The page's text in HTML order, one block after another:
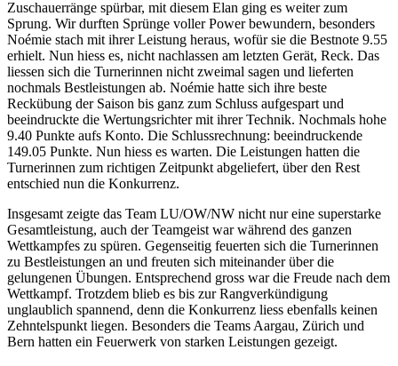
Zuschauerränge spürbar, mit diesem Elan ging es weiter zum
Sprung. Wir durften Sprünge voller Power bewundern, besonders
Noémie stach mit ihrer Leistung heraus, wofür sie die Bestnote 9.55
erhielt. Nun hiess es, nicht nachlassen am letzten Gerät, Reck. Das
liessen sich die Turnerinnen nicht zweimal sagen und lieferten
nochmals Bestleistungen ab. Noémie hatte sich ihre beste
Reckübung der Saison bis ganz zum Schluss aufgespart und
beeindruckte die Wertungsrichter mit ihrer Technik. Nochmals hohe
9.40 Punkte aufs Konto. Die Schlussrechnung: beeindruckende
149.05 Punkte. Nun hiess es warten. Die Leistungen hatten die
Turnerinnen zum richtigen Zeitpunkt abgeliefert, über den Rest
entschied nun die Konkurrenz.
Insgesamt zeigte das Team LU/OW/NW nicht nur eine superstarke
Gesamtleistung, auch der Teamgeist war während des ganzen
Wettkampfes zu spüren. Gegenseitig feuerten sich die Turnerinnen
zu Bestleistungen an und freuten sich miteinander über die
gelungenen Übungen. Entsprechend gross war die Freude nach dem
Wettkampf. Trotzdem blieb es bis zur Rangverkündigung
unglaublich spannend, denn die Konkurrenz liess ebenfalls keinen
Zehntelspunkt liegen. Besonders die Teams Aargau, Zürich und
Bern hatten ein Feuerwerk von starken Leistungen gezeigt.